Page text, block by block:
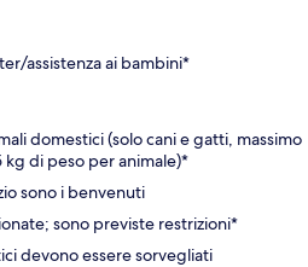
assistenza ai bambini*
domestici (solo cani e gatti, massimo
kg di peso per animale)*
sono i benvenuti
sono previste restrizioni*
devono essere sorvegliati